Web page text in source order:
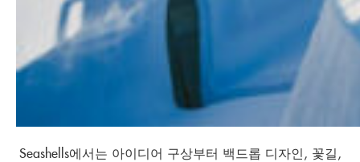
Seashells에서는 아이디어 구상부터 백드롭 디자인, 꽃길,